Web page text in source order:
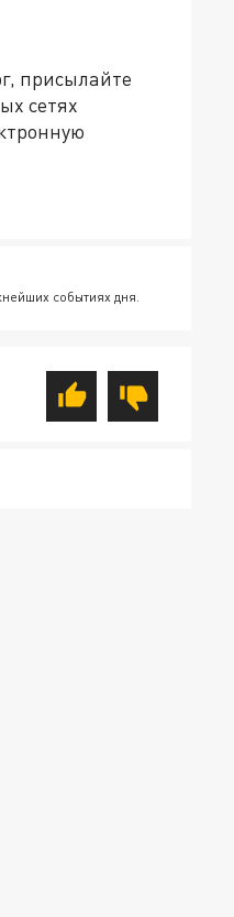
присылайте
сетях
событиях дня.